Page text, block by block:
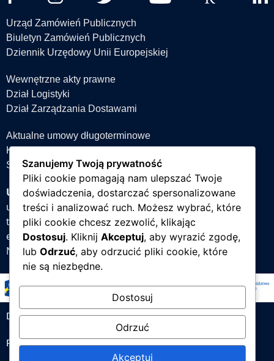
Urząd Zamówień Publicznych
Biuletyn Zamówień Publicznych
Dziennik Urzędowy Unii Europejskiej
Wewnętrzne akty prawne
Dział Logistyki
Dział Zarządzania Dostawami
Aktualne umowy długoterminowe
Książka teleadresowa
Strefa projektów
Uniwersytet Śląski w Katowicach
ul. Bankowa 12, 40-007 Katowice
tel. +48 32 359 22 22
e-mail:info@us.edu.pl
NIP: 634-019-71-34
Deklaracja dostępności
Polityka prywatności
Szanujemy Twoją prywatność
Pliki cookie pomagają nam ulepszać Twoje
doświadczenia, dostarczać spersonalizowane
treści i analizować ruch. Możesz wybrać, które
pliki cookie chcesz zezwolić, klikając
Dostosuj. Kliknij Akceptuj, aby wyrazić zgodę,
lub Odrzuć, aby odrzucić pliki cookie, które
nie są niezbędne.
Dostosuj
Odrzuć
Akceptuj